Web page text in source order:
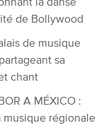
de Bollywood
de musique
sa
chant
A MÉXICO :
régionale